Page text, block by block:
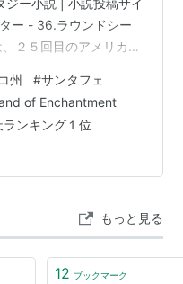
ー小説 | 小説投稿サイ
ー - 36.ラウンドシー
２５回目のアメリカ合
位置は南になります。
of Enchantment(魅惑/
ューメキシコ州の経
および…
州 #サンタフェ
of Enchantment
ランキング１位
もっと見る
12 ブックマーク